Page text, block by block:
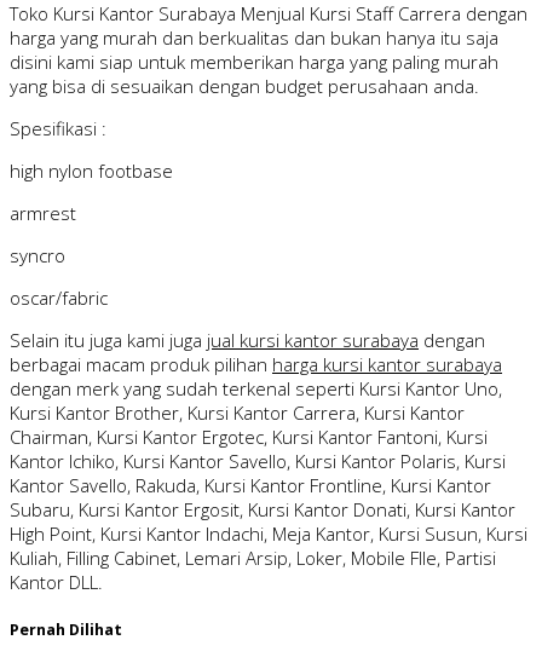
Toko Kursi Kantor Surabaya Menjual Kursi Staff Carrera dengan
harga yang murah dan berkualitas dan bukan hanya itu saja
disini kami siap untuk memberikan harga yang paling murah
yang bisa di sesuaikan dengan budget perusahaan anda.
Spesifikasi :
high nylon footbase
armrest
syncro
oscar/fabric
Selain itu juga kami juga jual kursi kantor surabaya dengan
berbagai macam produk pilihan harga kursi kantor surabaya
dengan merk yang sudah terkenal seperti Kursi Kantor Uno,
Kursi Kantor Brother, Kursi Kantor Carrera, Kursi Kantor
Chairman, Kursi Kantor Ergotec, Kursi Kantor Fantoni, Kursi
Kantor Ichiko, Kursi Kantor Savello, Kursi Kantor Polaris, Kursi
Kantor Savello, Rakuda, Kursi Kantor Frontline, Kursi Kantor
Subaru, Kursi Kantor Ergosit, Kursi Kantor Donati, Kursi Kantor
High Point, Kursi Kantor Indachi, Meja Kantor, Kursi Susun, Kursi
Kuliah, Filling Cabinet, Lemari Arsip, Loker, Mobile FIle, Partisi
Kantor DLL.
Pernah Dilihat